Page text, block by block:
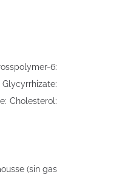
6:
Cholesterol:
(sin gas